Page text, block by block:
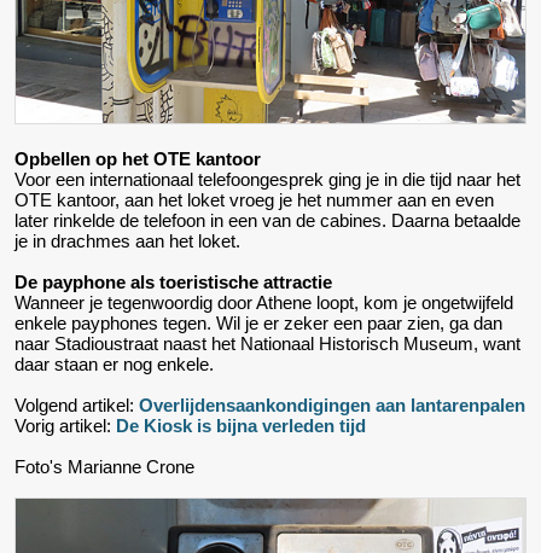
Opbellen op het OTE kantoor
Voor een internationaal telefoongesprek ging je in die tijd naar het
OTE kantoor, aan het loket vroeg je het nummer aan en even
later rinkelde de telefoon in een van de cabines. Daarna betaalde
je in drachmes aan het loket.
De payphone als toeristische attractie
Wanneer je tegenwoordig door Athene loopt, kom je ongetwijfeld
enkele payphones tegen. Wil je er zeker een paar zien, ga dan
naar Stadioustraat naast het Nationaal Historisch Museum, want
daar staan er nog enkele.
Volgend artikel: Overlijdensaankondigingen aan lantarenpalen
Vorig artikel: De Kiosk is bijna verleden tijd
Foto's Marianne Crone